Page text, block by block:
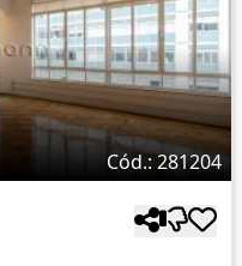
Cód.: 281204